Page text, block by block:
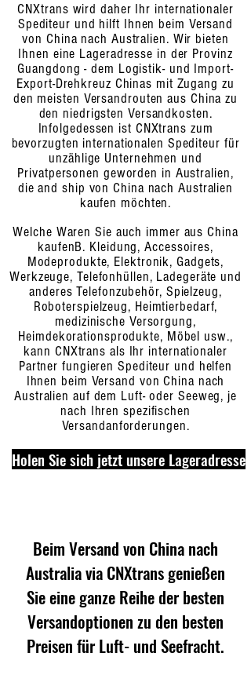
CNXtrans wird daher Ihr internationaler
Spediteur und hilft Ihnen beim Versand
von China nach Australien. Wir bieten
Ihnen eine Lageradresse in der Provinz
Guangdong - dem Logistik- und Import-
Export-Drehkreuz Chinas mit Zugang zu
den meisten Versandrouten aus China zu
den niedrigsten Versandkosten.
Infolgedessen ist CNXtrans zum
bevorzugten internationalen Spediteur für
unzählige Unternehmen und
Privatpersonen geworden in Australien,
die and ship von China nach Australien
kaufen möchten.
Welche Waren Sie auch immer aus China
kaufenB. Kleidung, Accessoires,
Modeprodukte, Elektronik, Gadgets,
Werkzeuge, Telefonhüllen, Ladegeräte und
anderes Telefonzubehör, Spielzeug,
Roboterspielzeug, Heimtierbedarf,
medizinische Versorgung,
Heimdekorationsprodukte, Möbel usw.,
kann CNXtrans als Ihr internationaler
Partner fungieren Spediteur und helfen
Ihnen beim Versand von China nach
Australien auf dem Luft- oder Seeweg, je
nach Ihren spezifischen
Versandanforderungen.
Holen Sie sich jetzt unsere Lageradresse
Beim Versand von China nach
Australia via CNXtrans genießen
Sie eine ganze Reihe der besten
Versandoptionen zu den besten
Preisen für Luft- und Seefracht.